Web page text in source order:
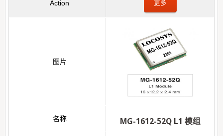
更多
MG-1612-52Q L1 模组